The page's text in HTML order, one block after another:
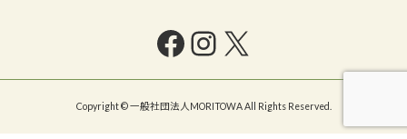
Facebook
Instagram
X
Copyright © 一般社団法人MORITOWA All Rights Reserved.